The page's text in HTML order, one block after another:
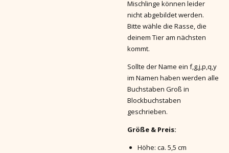
Mischlinge können leider
nicht abgebildet werden.
Bitte wähle die Rasse, die
deinem Tier am nächsten
kommt.
Sollte der Name ein f,g,j,p,q,y
im Namen haben werden alle
Buchstaben Groß in
Blockbuchstaben
geschrieben.
Größe & Preis:
Höhe: ca. 5,5 cm